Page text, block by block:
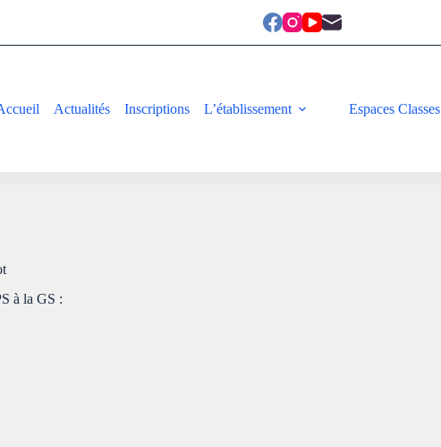
Actualités Inscriptions L’établissement Espaces Classes
à la GS :